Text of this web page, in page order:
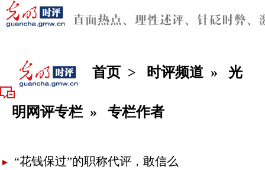
首页 > 时评频道 » 光
明网评专栏 » 专栏作者
“花钱保过”的职称代评，敢信么